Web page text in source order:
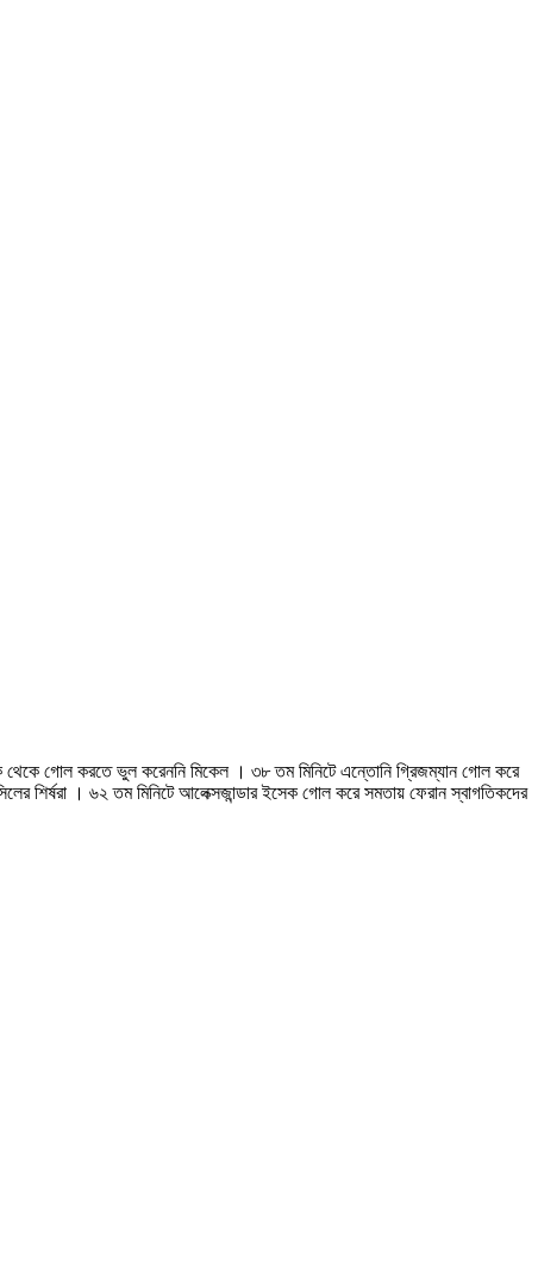
থেকে গোল করতে ভুল করেননি মিকেল । ৩৮ তম মিনিটে এন্তোনি গ্রিজম্যান গোল করে
শির্ষরা । ৬২ তম মিনিটে আলেক্সজান্ডার ইসেক গোল করে সমতায় ফেরান স্বাগতিকদের